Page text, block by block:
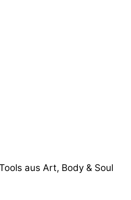
aus Art, Body & Soul